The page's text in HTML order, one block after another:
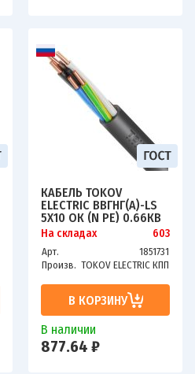
КАБЕЛЬ TOKOV
ELECTRIC ВВГНГ(А)-LS
5Х10 ОК (N PE) 0.66КВ
(М) УТ000028411
На складах 603
Арт.
1851731
Произв. TOKOV ELECTRIC КПП
В КОРЗИНУ
В наличии
877.64 ₽